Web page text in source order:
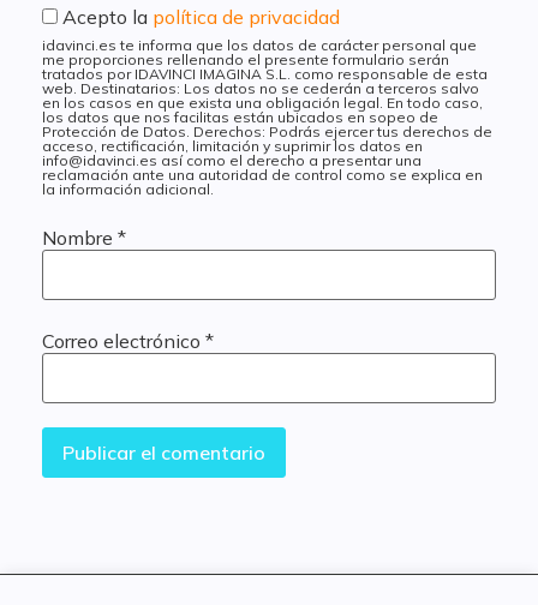
Acepto la política de privacidad
idavinci.es te informa que los datos de carácter personal que
me proporciones rellenando el presente formulario serán
tratados por IDAVINCI IMAGINA S.L. como responsable de esta
web. Destinatarios: Los datos no se cederán a terceros salvo
en los casos en que exista una obligación legal. En todo caso,
los datos que nos facilitas están ubicados en sopeo de
Protección de Datos. Derechos: Podrás ejercer tus derechos de
acceso, rectificación, limitación y suprimir los datos en
info@idavinci.es así como el derecho a presentar una
reclamación ante una autoridad de control como se explica en
la información adicional.
Nombre *
Correo electrónico *